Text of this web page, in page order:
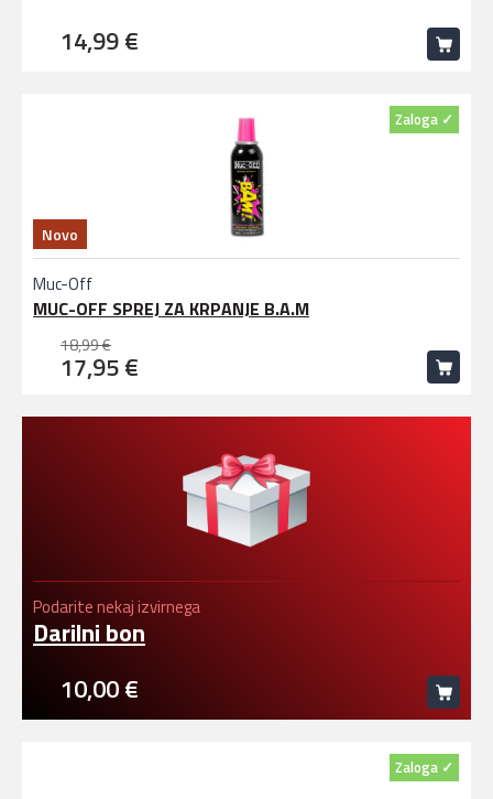
14,99 €
Novo
Zaloga ✓
Muc-Off
MUC-OFF SPREJ ZA KRPANJE B.A.M
18,99 €
17,95 €
Podarite nekaj izvirnega
Darilni bon
10,00 €
Zaloga ✓